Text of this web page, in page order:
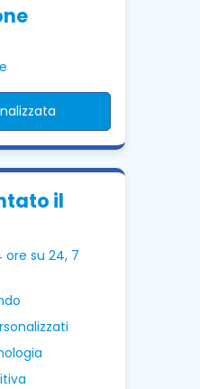
il
su 24, 7